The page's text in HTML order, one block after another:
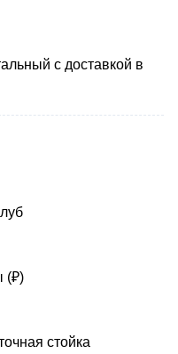
с доставкой в
(₽)
стойка